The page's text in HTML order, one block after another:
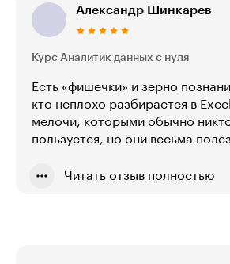
Александр Шинкарев
Курс Аналитик данных с нуля
Есть «фишечки» и зерно
кто неплохо разбирается в
мелочи, которыми обычно
пользуется, но они весьма
Читать отзыв полностью